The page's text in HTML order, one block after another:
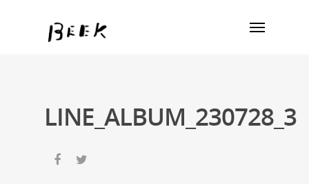
LINE_ALBUM_230728_3